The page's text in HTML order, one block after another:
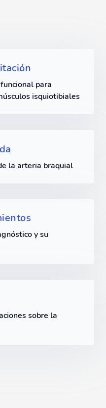
para
isquiotibiales
la arteria braquial
y su
sobre la